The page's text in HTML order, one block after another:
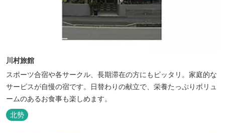
川村旅館
スポーツ合宿や各サークル、長期滞在の方にもピッタリ。家庭的な
サービスが自慢の宿です。日替わりの献立で、栄養たっぷりボリュ
ームのあるお食事も楽しめます。
北勢